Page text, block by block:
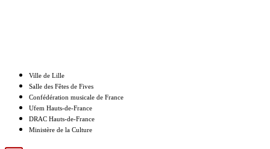
Ville de Lille
Salle des Fêtes de Fives
Confédération musicale de France
Ufem Hauts-de-France
DRAC Hauts-de-France
Ministère de la Culture